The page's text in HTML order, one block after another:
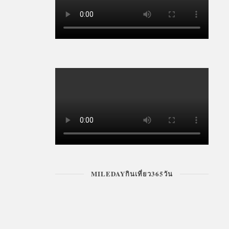
MILEDAYกินเที่ยว365วัน